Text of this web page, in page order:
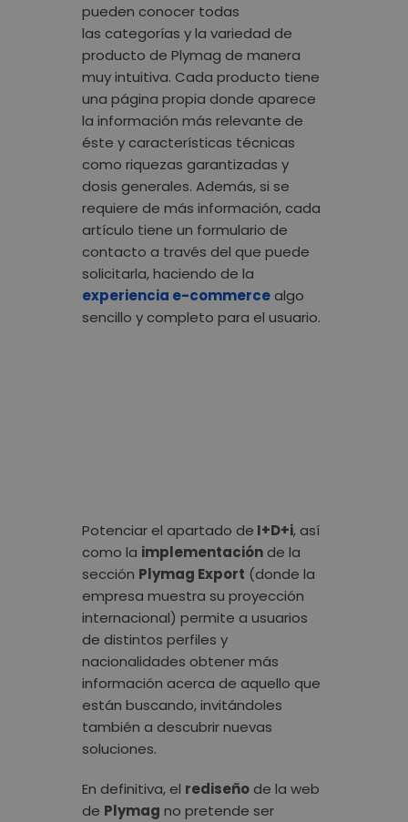
pueden conocer todas
las categorías y la variedad de
producto de Plymag de manera
muy intuitiva. Cada producto tiene
una página propia donde aparece
la información más relevante de
éste y características técnicas
como riquezas garantizadas y
dosis generales. Además, si se
requiere de más información, cada
artículo tiene un formulario de
contacto a través del que puede
solicitarla, haciendo de la
experiencia e-commercealgo
sencillo y completo para el usuario.
Potenciar el apartado de I+D+i, así
como la implementaciónde la
sección Plymag Export (donde la
empresa muestra su proyección
internacional) permite a usuarios
de distintos perfiles y
nacionalidades obtener más
información acerca de aquello que
están buscando, invitándoles
también a descubrir nuevas
soluciones.
En definitiva, el rediseñode la web
de Plymag no pretende ser